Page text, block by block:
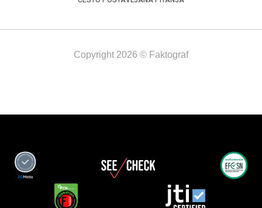
Copyright 2026 © Faktograf